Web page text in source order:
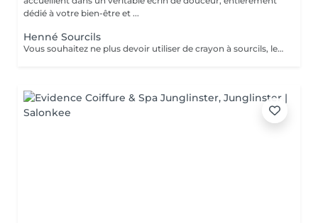
dédié à votre bien-être et ...
Henné Sourcils
Vous souhaitez ne plus devoir utiliser de crayon à sourcils, le henné est ce qu'il vous faut. Il s'agit d'une teinture végétale qui va colorer la peau pendant 2 semaines et teinter les sourcils pendant au moins 6 semaines. Vous obtiendrez ainsi des sourcils parfaitement redessinés de façon plus durable. Le henné peut également être la solution pour raviver un microblading entre deux retouches, ceci vous permettra de tenir un peu plus longtemps avant de refaire le microblading. ATTENTION: Un rafraîchissement des sourcils est compris dans cette prestation mais pas une restructuration de sourcils.